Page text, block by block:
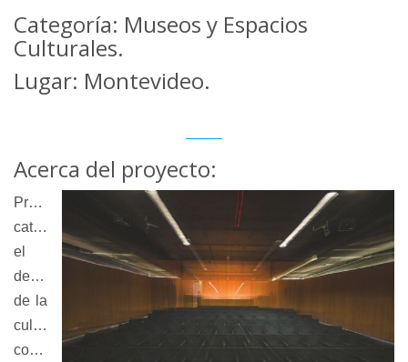
Categoría: Museos y Espacios
Culturales.
Lugar: Montevideo.
Acerca del proyecto:
Propone
catalizar
el
desarrollo
de la
cultura
como